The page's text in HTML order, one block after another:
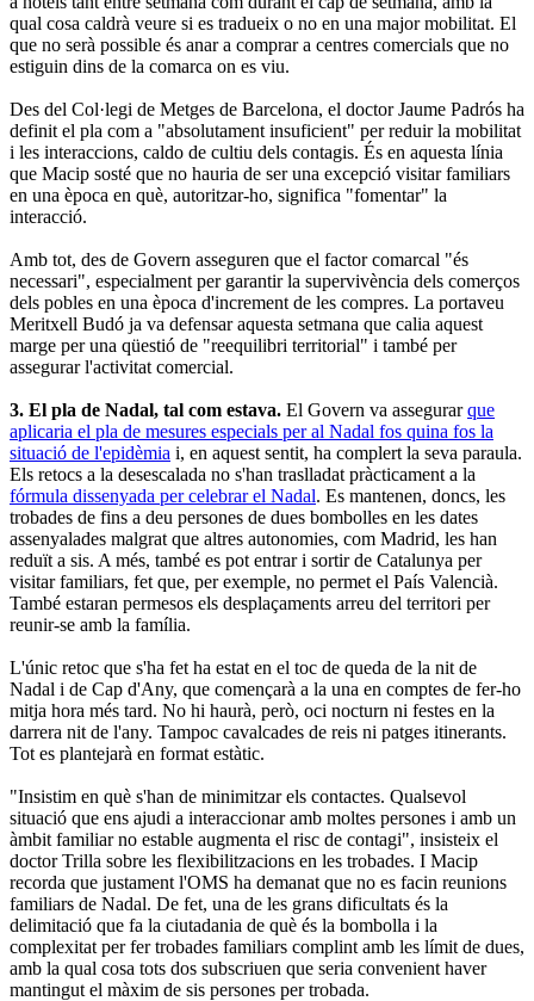
qual cosa caldrà veure si es tradueix o no en una major mobilitat. El
que no serà possible és anar a comprar a centres comercials que no
estiguin dins de la comarca on es viu.
Des del Col·legi de Metges de Barcelona, el doctor Jaume Padrós ha
definit el pla com a "absolutament insuficient" per reduir la mobilitat
i les interaccions, caldo de cultiu dels contagis. És en aquesta línia
que Macip sosté que no hauria de ser una excepció visitar familiars
en una època en què, autoritzar-ho, significa "fomentar" la
interacció.
Amb tot, des de Govern asseguren que el factor comarcal "és
necessari", especialment per garantir la supervivència dels comerços
dels pobles en una època d'increment de les compres. La portaveu
Meritxell Budó ja va defensar aquesta setmana que calia aquest
marge per una qüestió de "reequilibri territorial" i també per
assegurar l'activitat comercial.
3. El pla de Nadal, tal com estava. El Govern va assegurarque
aplicaria el pla de mesures especials per al Nadal fos quina fos la
situació de l'epidèmia i, en aquest sentit, ha complert la seva paraula.
Els retocs a la desescalada no s'han traslladat pràcticament a la
fórmula dissenyada per celebrar el Nadal. Es mantenen, doncs, les
trobades de fins a deu persones de dues bombolles en les dates
assenyalades malgrat que altres autonomies, com Madrid, les han
reduït a sis. A més, també es pot entrar i sortir de Catalunya per
visitar familiars, fet que, per exemple, no permet el País Valencià.
També estaran permesos els desplaçaments arreu del territori per
reunir-se amb la família.
L'únic retoc que s'ha fet ha estat en el toc de queda de la nit de
Nadal i de Cap d'Any, que començarà a la una en comptes de fer-ho
mitja hora més tard. No hi haurà, però, oci nocturn ni festes en la
darrera nit de l'any. Tampoc cavalcades de reis ni patges itinerants.
Tot es plantejarà en format estàtic.
"Insistim en què s'han de minimitzar els contactes. Qualsevol
situació que ens ajudi a interaccionar amb moltes persones i amb un
àmbit familiar no estable augmenta el risc de contagi", insisteix el
doctor Trilla sobre les flexibilitzacions en les trobades. I Macip
recorda que justament l'OMS ha demanat que no es facin reunions
familiars de Nadal. De fet, una de les grans dificultats és la
delimitació que fa la ciutadania de què és la bombolla i la
complexitat per fer trobades familiars complint amb les límit de dues,
amb la qual cosa tots dos subscriuen que seria convenient haver
mantingut el màxim de sis persones per trobada.